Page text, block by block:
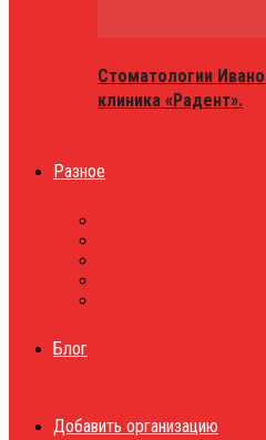
Стоматологии
клиника «Радент».
Разное
Блог
Добавить организацию